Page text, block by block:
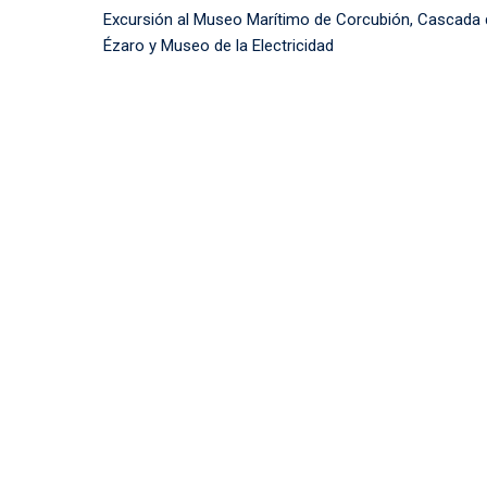
de
entradas
Anterior
Excursión al Museo Marítimo de Corcubión, Cascada
Ézaro y Museo de la Electricidad